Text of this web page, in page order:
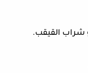
شراب القيقب.